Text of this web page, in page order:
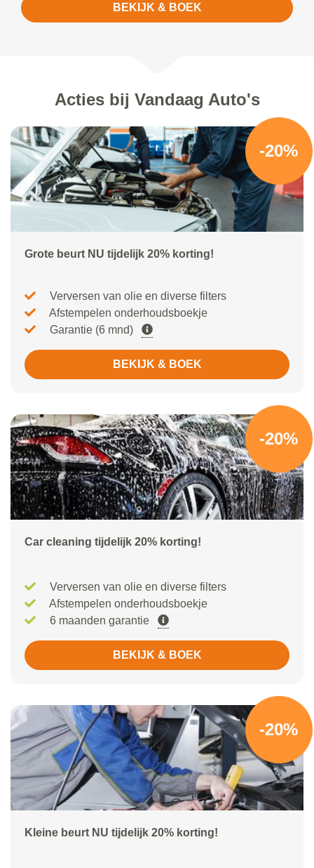
BEKIJK & BOEK
Acties bij Vandaag Auto's
-20%
Grote beurt NU tijdelijk 20% korting!
Verversen van olie en diverse filters
Afstempelen onderhoudsboekje
Garantie (6 mnd)
BEKIJK & BOEK
-20%
Car cleaning tijdelijk 20% korting!
Verversen van olie en diverse filters
Afstempelen onderhoudsboekje
6 maanden garantie
BEKIJK & BOEK
-20%
Kleine beurt NU tijdelijk 20% korting!